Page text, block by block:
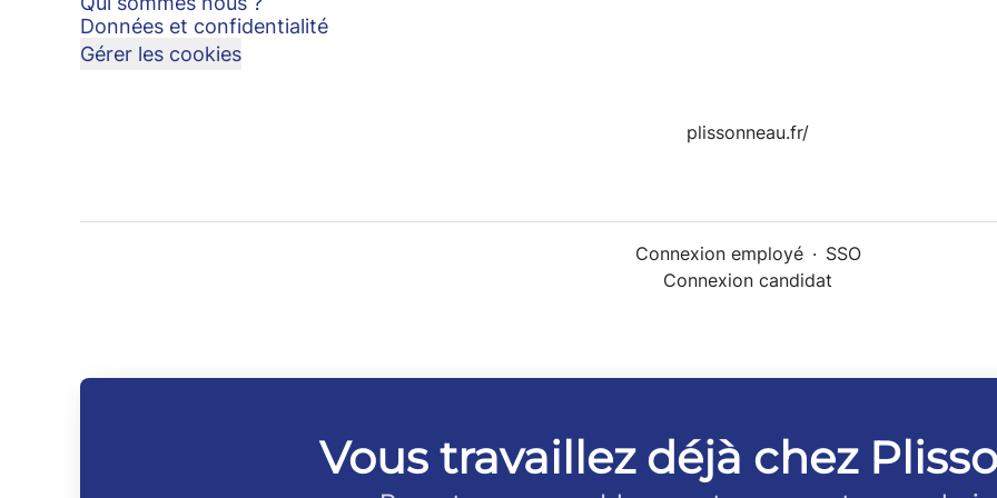
Données et confidentialité
Gérer les cookies
plissonneau.fr/
Connexion employé · SSO
Connexion candidat
Vous travaillez déjà chez